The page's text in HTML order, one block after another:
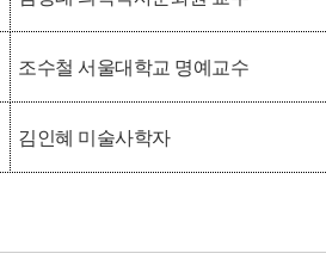
조수철 서울대학교 명예교수
김인혜 미술사학자